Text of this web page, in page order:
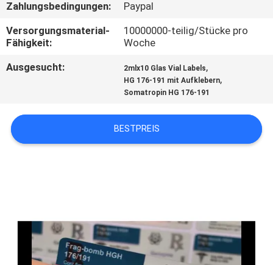
IN
VERBINDUNG
FÄLLE
PRIVACY
POLICY
Zahlungsbedingungen:
Paypal
Versorgungsmaterial-
Fähigkeit:
10000000-teilig/Stücke pro
Woche
Ausgesucht:
2mlx10 Glas Vial Labels,
HG 176-191 mit Aufklebern,
Somatropin HG 176-191
BESTPREIS